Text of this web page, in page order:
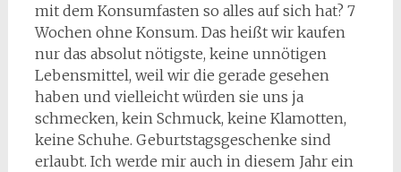
mit dem Konsumfasten so alles auf sich hat? 7
Wochen ohne Konsum. Das heißt wir kaufen
nur das absolut nötigste, keine unnötigen
Lebensmittel, weil wir die gerade gesehen
haben und vielleicht würden sie uns ja
schmecken, kein Schmuck, keine Klamotten,
keine Schuhe. Geburtstagsgeschenke sind
erlaubt. Ich werde mir auch in diesem Jahr ein